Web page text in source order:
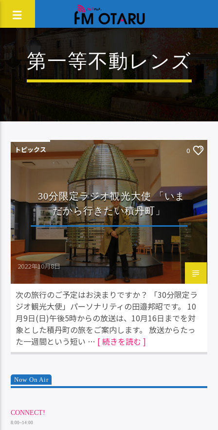
第一等不動レンズ
トピックス 0
30分限定ラジオ観光大使 「いま
だから行きたい積丹町」
2022年10月8日
次の旅行のご予定はお決まりですか？ 「30分限定ラ
ジオ観光大使」パーソナリティの田邉邦昭です。 10
月9日(日)午後5時からの放送は、10月16日までを対
象とした積丹町の旅をご案内します。 放送からたっ
た一週間という短い … [ 続きを読む ]
Now On Air
CONNECT!
8:00~14:00